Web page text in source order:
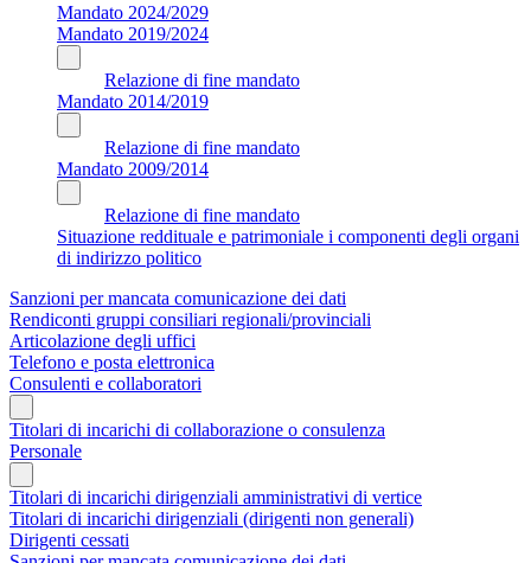
Mandato 2024/2029
Mandato 2019/2024
Relazione di fine mandato
Mandato 2014/2019
Relazione di fine mandato
Mandato 2009/2014
Relazione di fine mandato
Situazione reddituale e patrimoniale i componenti degli organi
di indirizzo politico
Sanzioni per mancata comunicazione dei dati
Rendiconti gruppi consiliari regionali/provinciali
Articolazione degli uffici
Telefono e posta elettronica
Consulenti e collaboratori
Titolari di incarichi di collaborazione o consulenza
Personale
Titolari di incarichi dirigenziali amministrativi di vertice
Titolari di incarichi dirigenziali (dirigenti non generali)
Dirigenti cessati